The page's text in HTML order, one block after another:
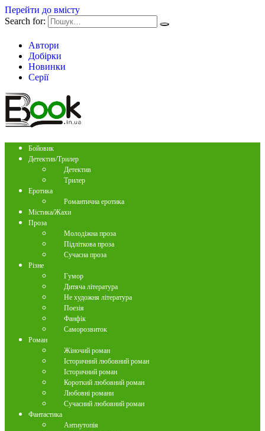
Перейти до вмісту
Search for:
Автори
Добірки
Новинки
Серії
Бойовик
Детектив/Трилер
Детектив
Трилер
Еротика
Романтична еротика
Містика/Жахи
Проза
Молодіжна проза
Підліткова проза
Сучасна проза
Різне
Гумор
Дитяча література
Не художня література
Поезія
Фанфік
Саморозвиток
Роман
Жіночий роман
Історичний любовний роман
Історичний роман
Короткий любовний роман
Любовні романи
Сучасний любовний роман
Фантастика
Антиутопія